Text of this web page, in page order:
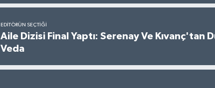
EDITÖRÜN SEÇTIĞI
Aile Dizisi Final Yaptı: Serenay Ve Kıvanç'tan
Veda